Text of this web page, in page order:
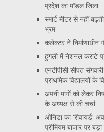
प्रदेश का मॉडल जिला
स्मार्ट मीटर से नहीं
भ्रम
कलेक्टर ने निर्माणाधीन
हुगली में नेशनल कराटे
एनटीपीसी सीपत
प्राथमिक विद्यालयों के
अपनी मांगों को लेकर
के अध्यक्ष से की चर्चा
ओनिडा का
प्रीमियम बाजार पर बड़ा